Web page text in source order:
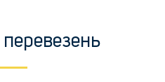
перевезень